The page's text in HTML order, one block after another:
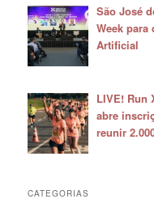
São José
Week
Artificial
LIVE! Run
abre
reunir
CATEGORIAS